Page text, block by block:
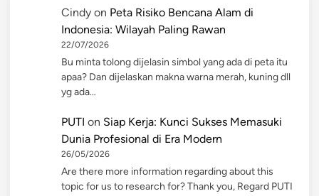
Cindy on Peta Risiko Bencana Alam di
Indonesia: Wilayah Paling Rawan
22/07/2026
Bu minta tolong dijelasin simbol yang ada di peta itu
apaa? Dan dijelaskan makna warna merah, kuning dll
yg ada…
PUTI on Siap Kerja: Kunci Sukses Memasuki
Dunia Profesional di Era Modern
26/05/2026
Are there more information regarding about this
topic for us to research for? Thank you, Regard PUTI